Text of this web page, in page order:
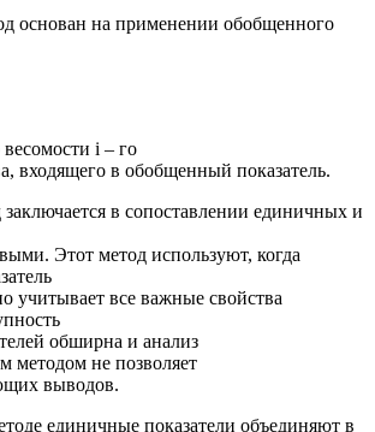
основан на применении обобщенного
i – го
входящего в обобщенный показатель.
в сопоставлении единичных и
Этот метод используют, когда
учитывает все важные свойства
обширна и анализ
методом не позволяет
выводов.
единичные показатели объединяют в